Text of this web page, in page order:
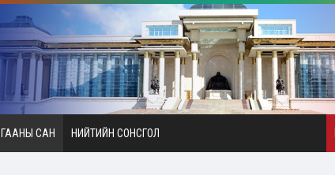
САН НИЙТИЙН СОНСГОЛ